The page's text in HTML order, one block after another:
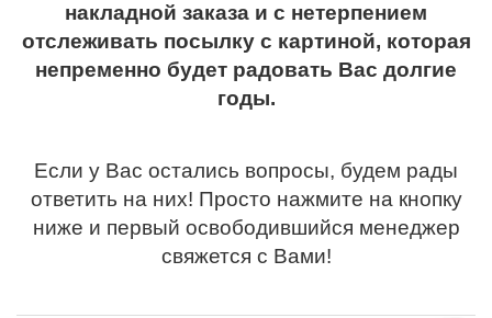
накладной заказа и с нетерпением
отслеживать посылку с картиной, которая
непременно будет радовать Вас долгие
годы.
Если у Вас остались вопросы, будем рады
ответить на них! Просто нажмите на кнопку
ниже и первый освободившийся менеджер
свяжется с Вами!